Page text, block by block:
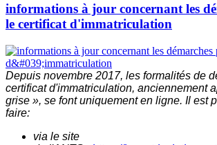
informations à jour concernant les
le certificat d'immatriculation
Depuis novembre 2017, les formalités de
certificat d'immatriculation, anciennement
grise », se font uniquement en ligne. Il est
faire:
via le site